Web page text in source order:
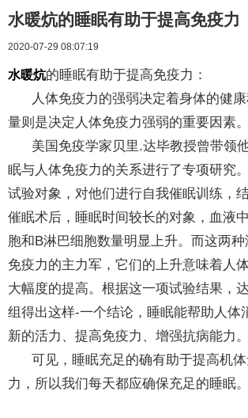
水暖炕的睡眠有助于提高免疫力
2020-07-29 08:07:19
水暖炕的睡眠有助于提高免疫力：
人体免疫力的强弱决定着身体的健康
量则是决定人体免疫力强弱的重要因素。
美国免疫学家贝里.达毕教授曾带领
眠与人体免疫力的关系进行了专项研究
试验对象，对他们进行自我催眠训练，
催眠术后，睡眠时间较长的对象，血液
胞和B淋巴细胞数量明显上升。而这两
免疫力的主力军，它们的上升意味着人
大幅度的提高。根据这一项试验结果，
组得出这样-一个结论，睡眠能帮助人体
新的活力、提高免疫力、增强抗病能力。
可见，睡眠充足的确有助于提高机体
力，所以我们每天都应确保充足的睡眠。